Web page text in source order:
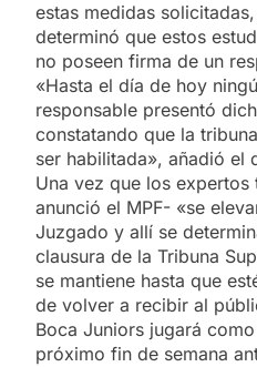
estas medidas
determinó que estos
no poseen firma de un
«Hasta el día de hoy
responsable presentó
constatando que la
ser habilitada», añadió el
Una vez que los
anunció el MPF- «se
Juzgado y allí se
clausura de la Tribuna
se mantiene hasta que
de volver a recibir al
Boca Juniors jugará
próximo fin de semana